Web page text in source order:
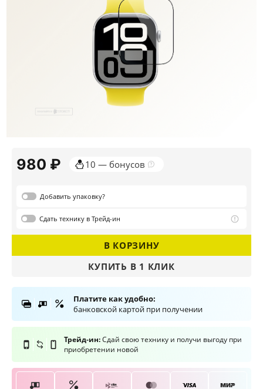
980 ₽ 10 — бонусов
Добавить упаковку?
Сдать технику в Трейд-ин
В КОРЗИНУ
КУПИТЬ В 1 КЛИК
ДАЛЕЕ
Платите как удобно:
банковской картой при получении
Трейд-ин:Сдай свою технику и получи выгоду при
приобретении новой